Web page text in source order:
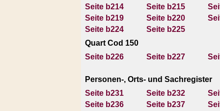
Seite b214
Seite b215
Seite b219
Seite b220
Seite b224
Seite b225
Quart Cod 150
Seite b226
Seite b227
Personen-, Orts- und Sachregister
Seite b231
Seite b232
Seite b236
Seite b237